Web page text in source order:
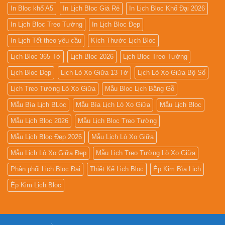
In Bloc khổ A5 In Lịch Bloc Giá Rẻ In Lịch Bloc Khổ Đại 2026
In Lịch Bloc Treo Tường In Lịch Bloc Đẹp
In Lịch Tết theo yêu cầu Kích Thước Lịch Bloc
Lịch Bloc 365 Tờ Lịch Bloc 2026 Lịch Bloc Treo Tường
Lịch Bloc Đẹp Lịch Lò Xo Giữa 13 Tờ Lịch Lò Xo Giữa Bộ Số
Lịch Treo Tường Lò Xo Giữa Mẫu Bloc Lịch Bằng Gỗ
Mẫu Bìa Lịch BLoc Mẫu Bìa Lịch Lò Xo Giữa Mẫu Lịch Bloc
Mẫu Lịch Bloc 2026 Mẫu Lịch Bloc Treo Tường
Mẫu Lịch Bloc Đẹp 2026 Mẫu Lịch Lò Xo Giữa
Mẫu Lịch Lò Xo Giữa Đẹp Mẫu Lịch Treo Tường Lò Xo Giữa
Phân phối Lịch Bloc Đại Thiết Kế Lịch Bloc Ép Kim Bìa Lịch
Ép Kim Lịch Bloc